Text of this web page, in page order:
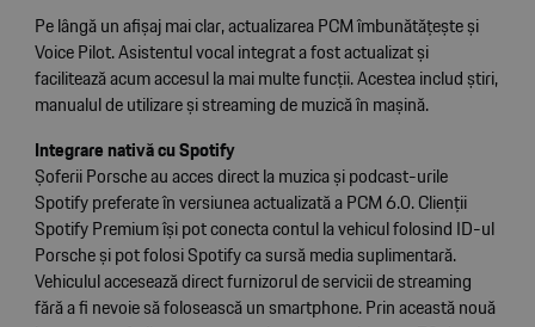
Pe lângă un afișaj mai clar, actualizarea PCM îmbunătățește și
Voice Pilot. Asistentul vocal integrat a fost actualizat și
facilitează acum accesul la mai multe funcții. Acestea includ știri,
manualul de utilizare și streaming de muzică în mașină.
Integrare nativă cu Spotify
Șoferii Porsche au acces direct la muzica și podcast-urile
Spotify preferate în versiunea actualizată a PCM 6.0. Clienții
Spotify Premium își pot conecta contul la vehicul folosind ID-ul
Porsche și pot folosi Spotify ca sursă media suplimentară.
Vehiculul accesează direct furnizorul de servicii de streaming
fără a fi nevoie să folosească un smartphone. Prin această nouă